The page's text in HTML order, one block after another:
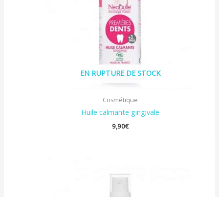
EN RUPTURE DE STOCK
Cosmétique
Huile calmante gingivale
9,90€